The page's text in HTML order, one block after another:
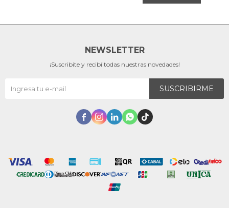
NEWSLETTER
¡Suscribite y recibí todas nuestras novedades!
SUSCRIBIRME
    